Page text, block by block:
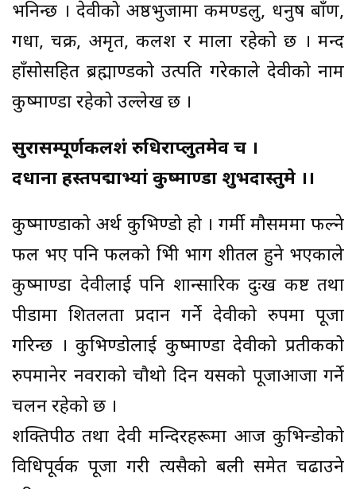
भनिन्छ । देवीको अष्ठभुजामा कमण्डलु, धनुष बाँण,
गधा, चक्र, अमृत, कलश र माला रहेको छ । मन्द
हाँसोसहित ब्रह्माण्डको उत्पति गरेकाले देवीको नाम
कुष्माण्डा रहेको उल्लेख छ ।
सुरासम्पूर्णकलशं रुधिराप्लुतमेव च ।
दधाना हस्तपद्माभ्यां कुष्माण्डा शुभदास्तुमे ।।
कुष्माण्डाको अर्थ कुभिण्डो हो । गर्मी मौसममा फल्ने
फल भए पनि फलको भित्री भाग शीतल हुने भएकाले
कुष्माण्डा देवीलाई पनि शान्सारिक दुःख कष्ट तथा
पीडामा शितलता प्रदान गर्ने देवीको रुपमा पूजा
गरिन्छ । कुभिण्डोलाई कुष्माण्डा देवीको प्रतीकको
रुपमानेर नवरात्रको चौथो दिन यसको पूजाआजा गर्ने
चलन रहेको छ ।
शक्तिपीठ तथा देवी मन्दिरहरूमा आज कुभिन्डोको
विधिपूर्वक पूजा गरी त्यसैको बली समेत चढाउने